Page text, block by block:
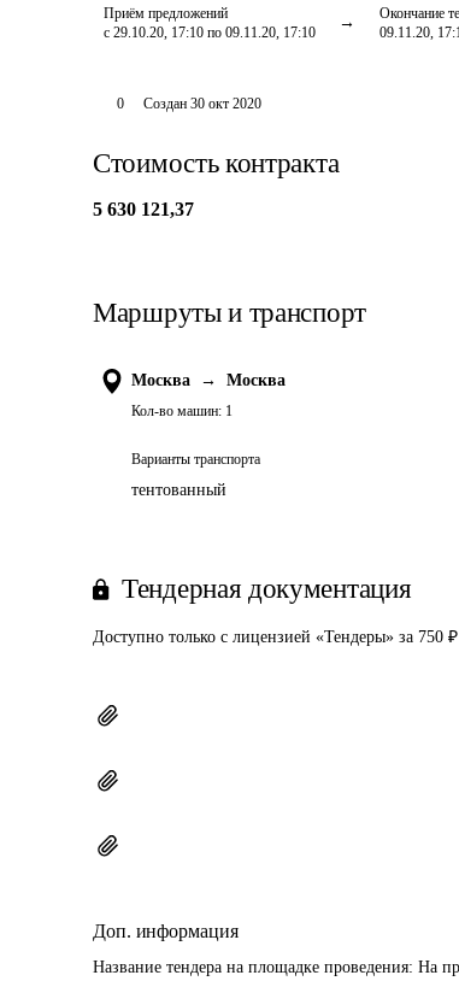
Приём предложений
с 29.10.20, 17:10 по 09.11.20, 17:10
Окончание
09.11.20,
0 Создан 30 окт 2020
Стоимость контракта
5 630 121,37
Маршруты и транспорт
Москва → Москва
Кол-во машин: 1
Варианты транспорта
тентованный
Тендерная документация
Доступно только с лицензией «Тендеры» за 750
Доп. информация
Название тендера на площадке проведения: На